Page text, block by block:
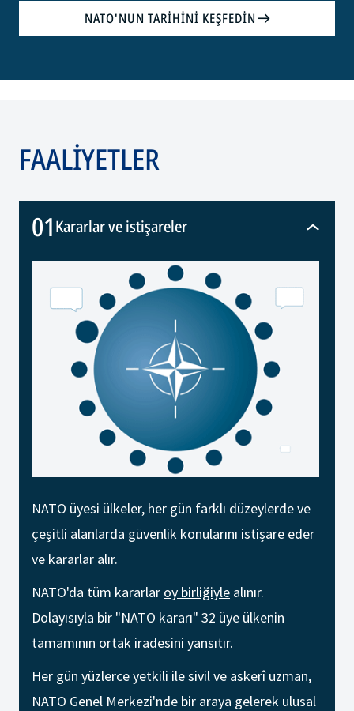
NATO'NUN TARİHİNİ KEŞFEDİN
opens
new
FAALİYETLER
01Kararlar ve istişareler
NATO üyesi ülkeler, her gün farklı düzeylerde ve
çeşitli alanlarda güvenlik konularını istişare eder
ve kararlar alır.
NATO'da tüm kararlar oy birliğiyle alınır.
Dolayısıyla bir "NATO kararı" 32 üye ülkenin
tamamının ortak iradesini yansıtır.
Her gün yüzlerce yetkili ile sivil ve askerî uzman,
NATO Genel Merkezi'nde bir araya gelerek ulusal